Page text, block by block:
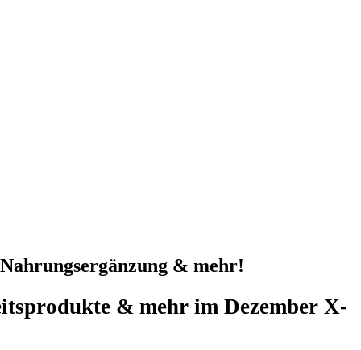
& mehr!
& mehr im Dezember X-